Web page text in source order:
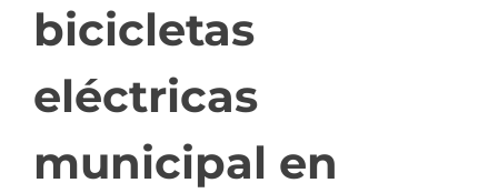
bicicletas
eléctricas
municipal en